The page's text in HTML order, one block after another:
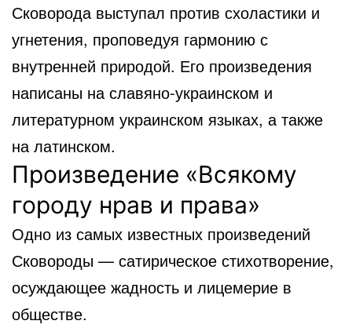
Сковорода выступал против схоластики и
угнетения, проповедуя гармонию с
внутренней природой. Его произведения
написаны на славяно-украинском и
литературном украинском языках, а также
на латинском.
Произведение «Всякому
городу нрав и права»
Одно из самых известных произведений
Сковороды — сатирическое стихотворение,
осуждающее жадность и лицемерие в
обществе.